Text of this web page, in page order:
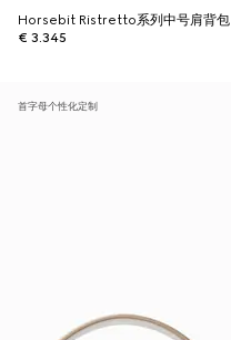
Horsebit Ristretto系列中号肩背包
€ 3.345
首字母个性化定制